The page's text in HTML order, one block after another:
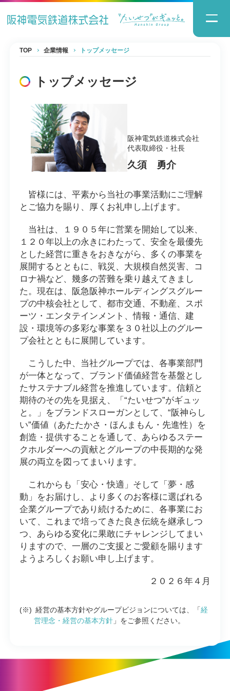
TOP 企業情報 トップメッセージ
トップメッセージ
阪神電気鉄道株式会社
代表取締役・社長
久須 勇介
皆様には、平素から当社の事業活動にご理解
とご協力を賜り、厚くお礼申し上げます。
当社は、１９０５年に営業を開始して以来、
１２０年以上の永きにわたって、安全を最優先
とした経営に重きをおきながら、多くの事業を
展開するとともに、戦災、大規模自然災害、コ
ロナ禍など、幾多の苦難を乗り越えてきまし
た。現在は、阪急阪神ホールディングスグルー
プの中核会社として、都市交通、不動産、スポ
ーツ・エンタテインメント、情報・通信、建
設・環境等の多彩な事業を３０社以上のグルー
プ会社とともに展開しています。
こうした中、当社グループでは、各事業部門
が一体となって、ブランド価値経営を基盤とし
たサステナブル経営を推進しています。信頼と
期待のその先を見据え、「“たいせつ”がギュッ
と。」をブランドスローガンとして、“阪神らし
い”価値（あたたかさ・ほんまもん・先進性）を
創造・提供することを通して、あらゆるステー
クホルダーへの貢献とグループの中長期的な発
展の両立を図ってまいります。
これからも「安心・快適」そして「夢・感
動」をお届けし、より多くのお客様に選ばれる
企業グループであり続けるために、各事業にお
いて、これまで培ってきた良き伝統を継承しつ
つ、あらゆる変化に果敢にチャレンジしてまい
りますので、一層のご支援とご愛顧を賜ります
ようよろしくお願い申し上げます。
２０２６年４月
(※) 経営の基本方針やグループビジョンについては、「経
営理念・経営の基本方針 」をご参照ください。